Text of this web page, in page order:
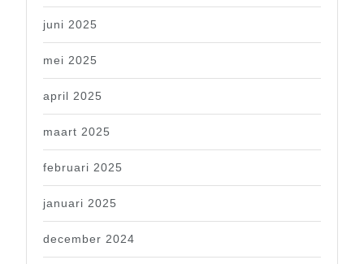
juni 2025
mei 2025
april 2025
maart 2025
februari 2025
januari 2025
december 2024